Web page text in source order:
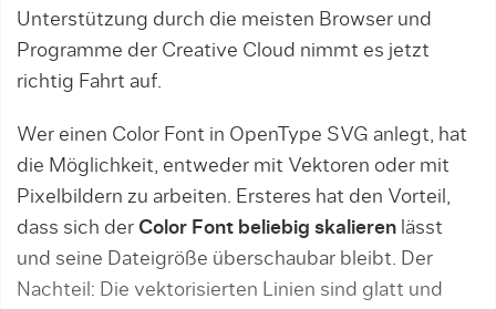
Unterstützung durch die meisten Browser und
Programme der Creative Cloud nimmt es jetzt
richtig Fahrt auf.
Wer einen Color Font in OpenType SVG anlegt, hat
die Möglichkeit, entweder mit Vektoren oder mit
Pixelbildern zu arbeiten. Ersteres hat den Vorteil,
dass sich der Color Font beliebig skalieren lässt
und seine Dateigröße überschaubar bleibt. Der
Nach­teil: Die vektorisierten Linien sind glatt und